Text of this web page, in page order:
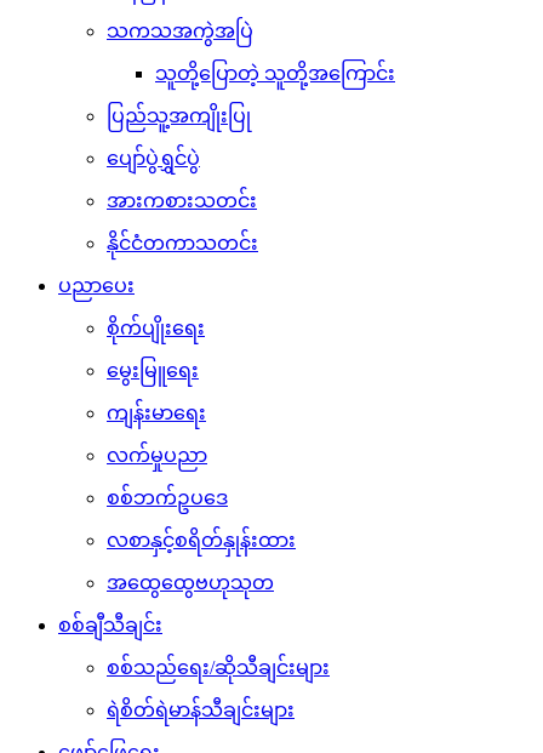
သကသအကွဲအပြဲ
သူတို့ပြောတဲ့ သူတို့အကြောင်း
ပြည်သူ့အကျိုးပြု
ပျော်ပွဲရွှင်ပွဲ
အားကစားသတင်း
နိုင်ငံတကာသတင်း
ပညာပေး
စိုက်ပျိုးရေး
မွေးမြူရေး
ကျန်းမာရေး
လက်မှုပညာ
စစ်ဘက်ဥပဒေ
လစာနှင့်စရိတ်နှုန်းထား
အထွေထွေဗဟုသုတ
စစ်ချီသီချင်း
စစ်သည်ရေး/ဆိုသီချင်းများ
ရဲစိတ်ရဲမာန်သီချင်းများ